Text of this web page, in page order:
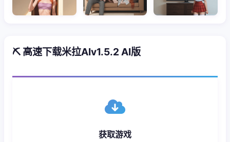
⛏️ 高速下载米拉AIv1.5.2 AI版
获取游戏